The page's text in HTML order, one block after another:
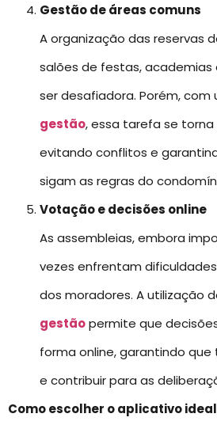
Gestão de áreas comuns
A organização das reservas
salões de festas, academias
ser desafiadora. Porém, com
gestão, essa tarefa se torna
evitando conflitos e
sigam as regras do
Votação e decisões online
As assembleias, embora
vezes enfrentam
dos moradores. A utilização
gestãopermite que
forma online, garantindo
e contribuir para as
Como escolher o aplicativo